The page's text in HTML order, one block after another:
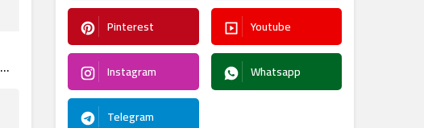
Pinterest Youtube
Instagram Whatsapp
Telegram